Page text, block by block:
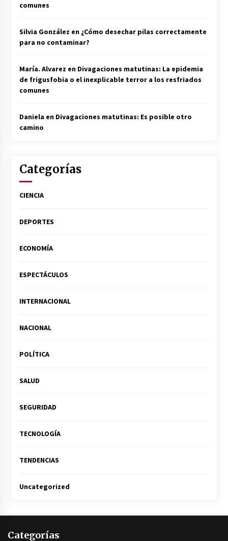
comunes
Silvia González en ¿Cómo desechar pilas correctamente
para no contaminar?
María. Alvarez en Divagaciones matutinas: La epidemia
de frigusfobia o el inexplicable terror a los resfriados
comunes
Daniela en Divagaciones matutinas: Es posible otro
camino
Categorías
CIENCIA
DEPORTES
ECONOMÍA
ESPECTÁCULOS
INTERNACIONAL
NACIONAL
POLÍTICA
SALUD
SEGURIDAD
TECNOLOGÍA
TENDENCIAS
Uncategorized
Categorías